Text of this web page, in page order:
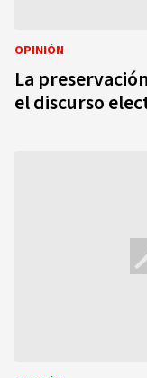
OPINIÓN
La
el discurso